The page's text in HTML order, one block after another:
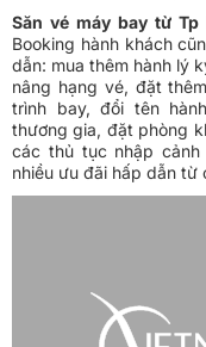
Săn vé máy bay từ
Booking hành khách
dẫn: mua thêm hành lý
nâng hạng vé, đặt
trình bay, đổi tên
thương gia, đặt phòng
các thủ tục nhập
nhiều ưu đãi hấp dẫn từ